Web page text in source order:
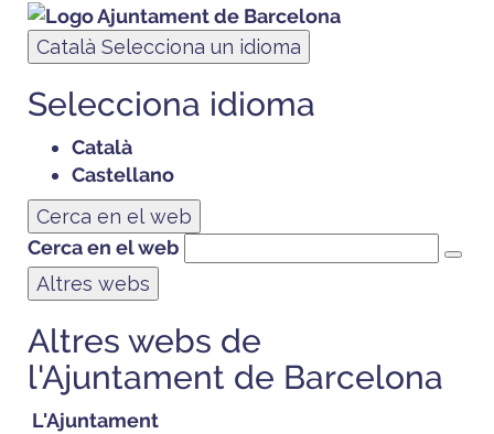
Català Selecciona un idioma
Selecciona idioma
Català
Castellano
Cerca en el web
Cerca en el web
Altres webs
Altres webs de
l'Ajuntament de Barcelona
L'Ajuntament